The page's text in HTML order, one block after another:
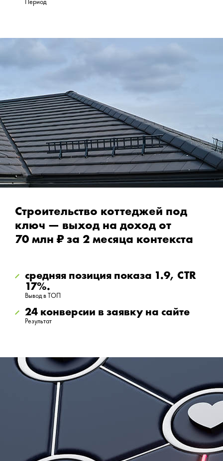
Период
Строительство коттеджей под
ключ — выход на доход от
70 млн ₽ за 2 месяца контекста
средняя позиция показа 1.9, CTR
17%.
Вывод в ТОП
24 конверсии в заявку на сайте
Результат